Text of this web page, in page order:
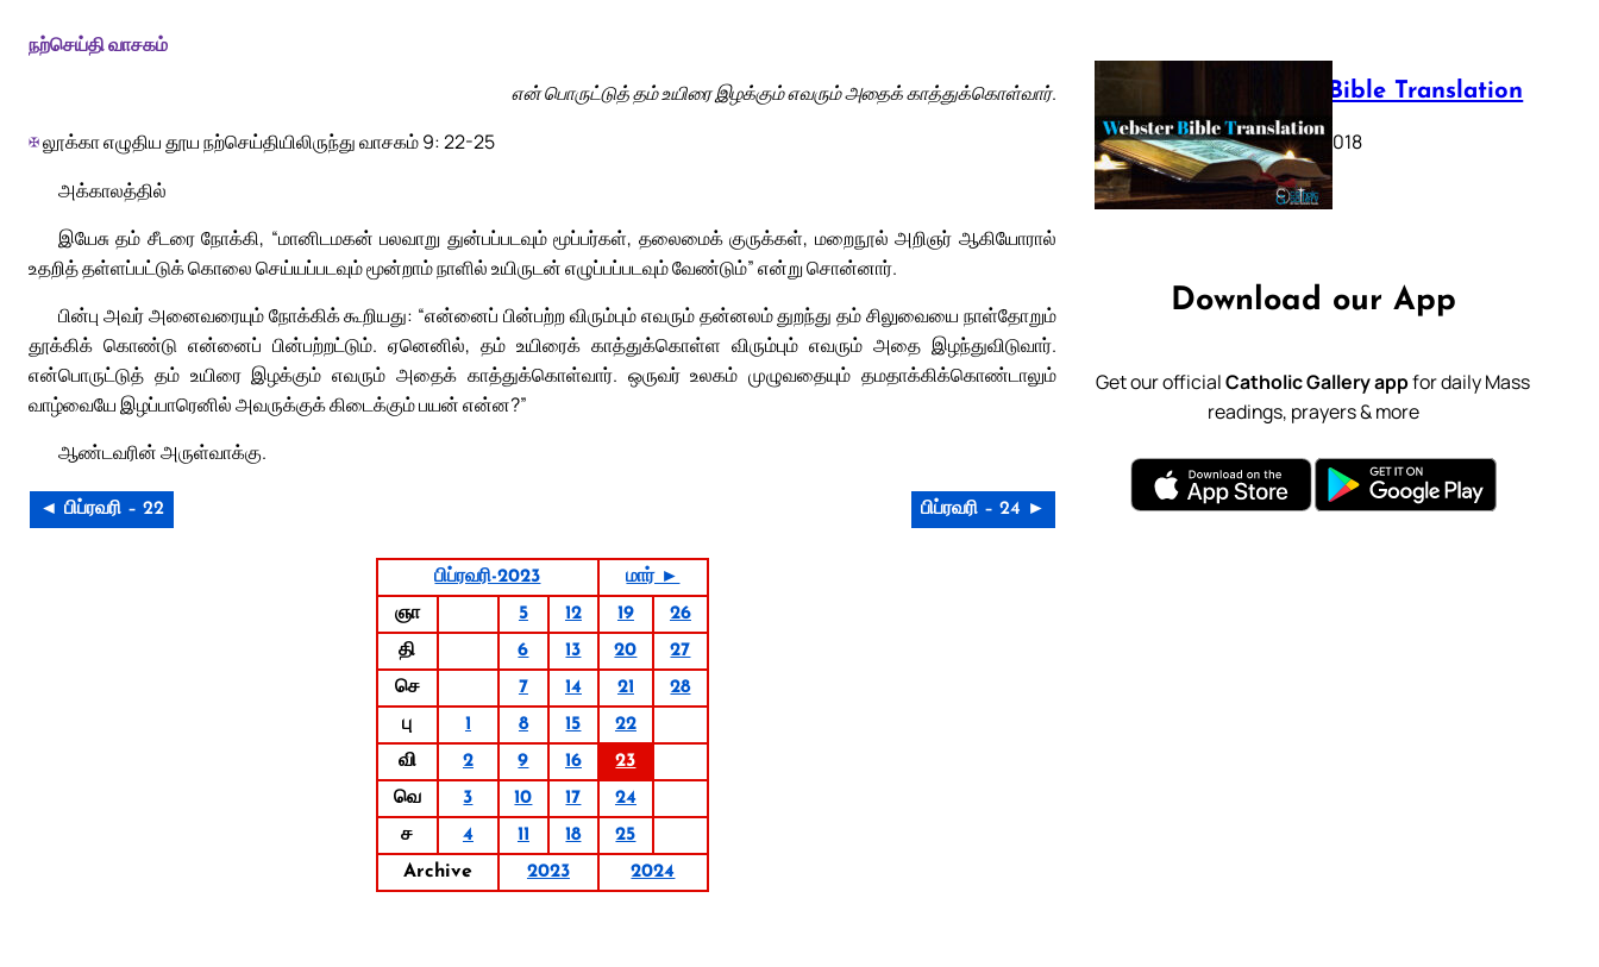
நற்செய்தி வாசகம்
என் பொருட்டுத் தம் உயிரை இழக்கும் எவரும் அதைக் காத்துக்கொள்வார்.
✠லூக்கா எழுதிய தூய நற்செய்தியிலிருந்து வாசகம் 9: 22-25
அக்காலத்தில்
இயேசு தம் சீடரை நோக்கி, “மானிடமகன் பலவாறு துன்பப்படவும் மூப்பர்கள், தலைமைக் குருக்கள், மறைநூல் அறிஞர் ஆகியோரால்
உதறித் தள்ளப்பட்டுக் கொலை செய்யப்படவும் மூன்றாம் நாளில் உயிருடன் எழுப்பப்படவும் வேண்டும்” என்று சொன்னார்.
பின்பு அவர் அனைவரையும் நோக்கிக் கூறியது: “என்னைப் பின்பற்ற விரும்பும் எவரும் தன்னலம் துறந்து தம் சிலுவையை நாள்தோறும்
தூக்கிக் கொண்டு என்னைப் பின்பற்றட்டும். ஏனெனில், தம் உயிரைக் காத்துக்கொள்ள விரும்பும் எவரும் அதை இழந்துவிடுவார்.
என்பொருட்டுத் தம் உயிரை இழக்கும் எவரும் அதைக் காத்துக்கொள்வார். ஒருவர் உலகம் முழுவதையும் தமதாக்கிக்கொண்டாலும்
வாழ்வையே இழப்பாரெனில் அவருக்குக் கிடைக்கும் பயன் என்ன?”
ஆண்டவரின் அருள்வாக்கு.
◄ பிப்ரவரி – 22 பிப்ரவரி – 24 ►
பிப்ரவரி-2023
மார் ►
ஞா
5 12 19
26
தி
6 13 20
27
செ
7 14 21
28
பு
1 8 15
22
வி
2 9 16
23
வெ
3 10 17
24
ச
4 11 18
25
Archive
2023 2024
Webster Bible Translation
October 11, 2018
Download our App
Get our officialCatholic Gallery appfor daily Mass
readings, prayers & more